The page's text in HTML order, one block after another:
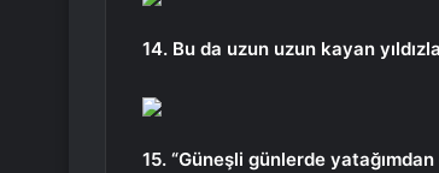
14. Bu da uzun uzun kayan
15. “Güneşli günlerde